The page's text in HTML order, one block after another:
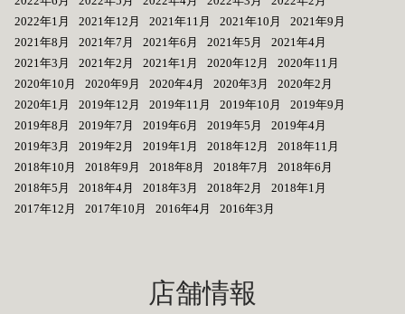
2022年1月
2021年12月 2021年11月 2021年10月
2021年9月
2021年8月
2021年7月 2021年6月 2021年5月
2021年4月
2021年3月
2021年2月 2021年1月 2020年12月
2020年11月
2020年10月
2020年9月 2020年4月 2020年3月
2020年2月
2020年1月
2019年12月 2019年11月 2019年10月
2019年9月
2019年8月
2019年7月 2019年6月 2019年5月
2019年4月
2019年3月
2019年2月 2019年1月 2018年12月
2018年11月
2018年10月
2018年9月 2018年8月 2018年7月
2018年6月
2018年5月
2018年4月 2018年3月 2018年2月
2018年1月
2017年12月
2017年10月 2016年4月 2016年3月
店舗情報